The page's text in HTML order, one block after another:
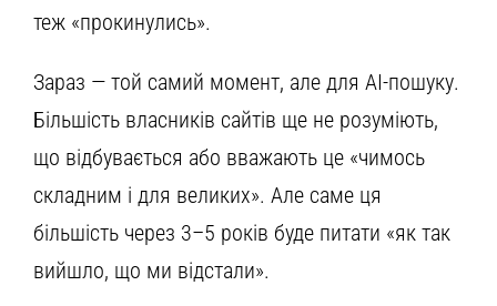
теж «прокинулись».
Зараз — той самий момент, але для AI-пошуку.
Більшість власників сайтів ще не розуміють,
що відбувається або вважають це «чимось
складним і для великих». Але саме ця
більшість через 3–5 років буде питати «як так
вийшло, що ми відстали».